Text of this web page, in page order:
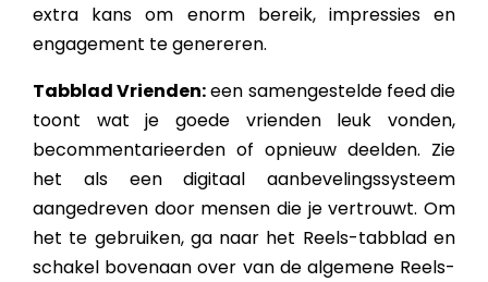
extra kans om enorm bereik, impressies en
engagement te genereren.
Tabblad Vrienden:een samengestelde feed die
toont wat je goede vrienden leuk vonden,
becommentarieerden of opnieuw deelden. Zie
het als een digitaal aanbevelingssysteem
aangedreven door mensen die je vertrouwt. Om
het te gebruiken, ga naar het Reels-tabblad en
schakel bovenaan over van de algemene Reels-